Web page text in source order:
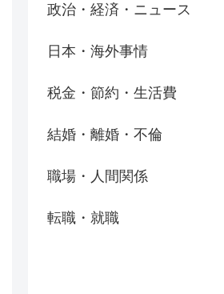
政治・経済・ニュース
日本・海外事情
税金・節約・生活費
結婚・離婚・不倫
職場・人間関係
転職・就職